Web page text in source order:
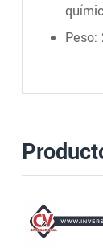
Peso: